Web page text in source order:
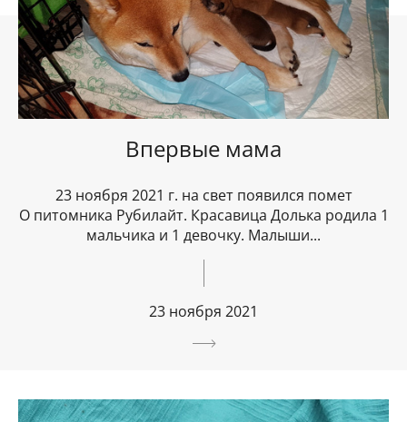
Впервые мама
23 ноября 2021 г. на свет появился помет
О питомника Рубилайт. Красавица Долька родила 1
мальчика и 1 девочку. Малыши...
23 ноября 2021